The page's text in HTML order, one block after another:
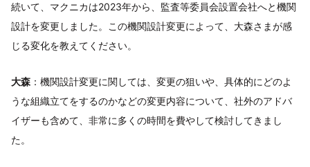
続いて、マクニカは2023年から、監査等委員会設置会社へと機関
設計を変更しました。この機関設計変更によって、大森さまが感
じる変化を教えてください。
大森 ：機関設計変更に関しては、変更の狙いや、具体的にどのよ
うな組織立てをするのかなどの変更内容について、社外のアドバ
イザーも含めて、非常に多くの時間を費やして検討してきまし
た。